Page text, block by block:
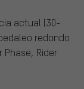
actual (30-
redondo
Phase, Rider